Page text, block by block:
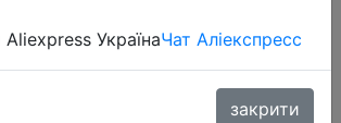
відсутня.
на мобільному, в телеграм
Aliexpress УкраїнаЧат Аліекспресс
закрити